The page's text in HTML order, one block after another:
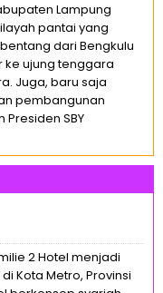
Lampung
pantai yang
dari Bengkulu
ke ujung tenggara
Juga, baru saja
pembangunan
SBY
2 Hotel menjadi
Kota Metro, Provinsi